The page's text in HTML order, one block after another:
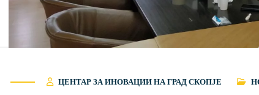
ЦЕНТАР ЗА ИНОВАЦИИ НА ГРАД СКОПЈЕ